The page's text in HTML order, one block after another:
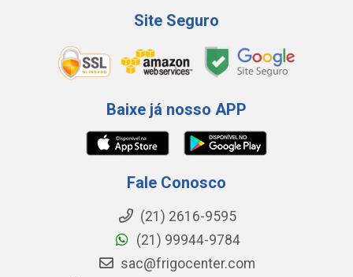
Site Seguro
Baixe já nosso APP
Fale Conosco
(21) 2616-9595
(21) 99944-9784
sac@frigocenter.com